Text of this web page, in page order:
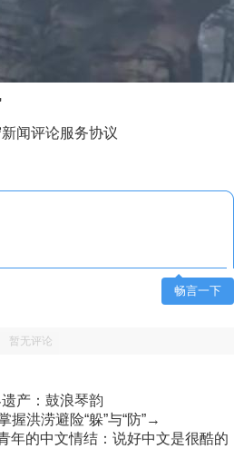
闻评论服务协议
畅言一下
暂无评论
产：鼓浪琴韵
握洪涝避险“躲”与“防”→
年的中文情结：说好中文是很酷的